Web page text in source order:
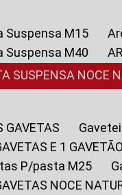
Suspensa M15
Suspensa M40
SUSPENSA NOCE
GAVETAS
E 1
P/pasta M25
NOCE